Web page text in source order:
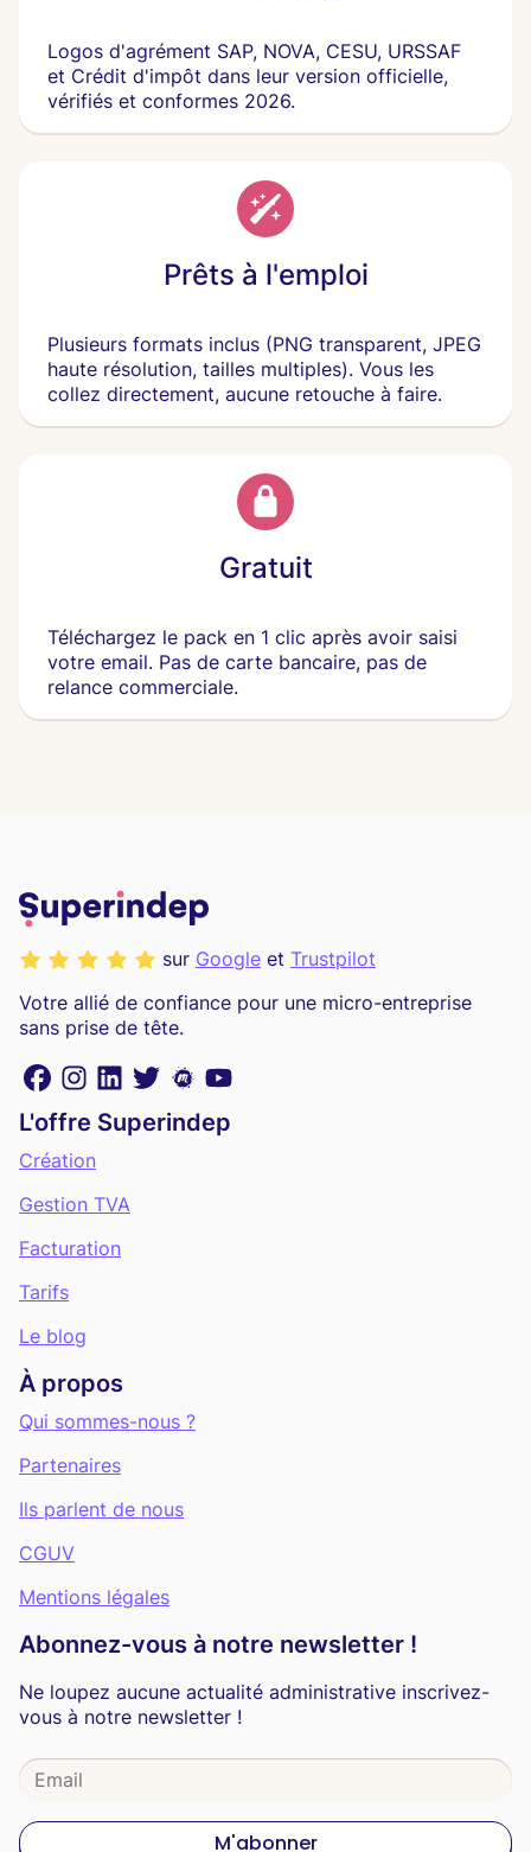
Logos d'agrément SAP, NOVA, CESU, URSSAF
et Crédit d'impôt dans leur version officielle,
vérifiés et conformes 2026.
Prêts à l'emploi
Plusieurs formats inclus (PNG transparent, JPEG
haute résolution, tailles multiples). Vous les
collez directement, aucune retouche à faire.
Gratuit
Téléchargez le pack en 1 clic après avoir saisi
votre email. Pas de carte bancaire, pas de
relance commerciale.
sur Googleet Trustpilot
Votre allié de confiance pour une micro-entreprise
sans prise de tête.
L'offre Superindep
Création
Gestion TVA
Facturation
Tarifs
Le blog
À propos
Qui sommes-nous ?
Partenaires
Ils parlent de nous
CGUV
Mentions légales
Abonnez-vous à notre newsletter !
Ne loupez aucune actualité administrative inscrivez-
vous à notre newsletter !
M'abonner